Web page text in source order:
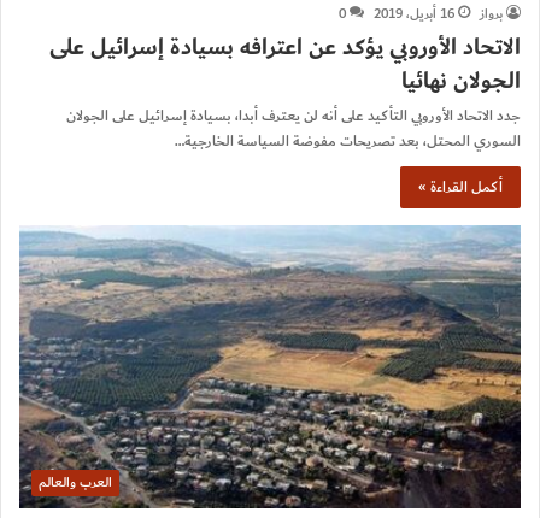
برواز
16 أبريل، 2019 0
الاتحاد الأوروبي يؤكد عن اعترافه بسيادة إسرائيل على
الجولان نهائيا
جدد الاتحاد الأوروبي التأكيد على أنه لن يعترف أبدا، بسيادة إسرائيل على الجولان
السوري المحتل، بعد تصريحات مفوضة السياسة الخارجية…
أكمل القراءة »
العرب والعالم